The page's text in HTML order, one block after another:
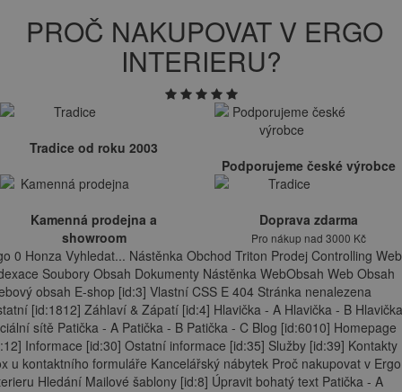
PROČ NAKUPOVAT V ERGO
INTERIERU?
Tradice od roku 2003
Podporujeme české výrobce
Kamenná prodejna a
showroom
Doprava zdarma
Pro nákup nad 3000 Kč
0 Honza Vyhledat... Nástěnka Obchod Triton Prodej Controlling Web
Soubory Obsah Dokumenty Nástěnka WebObsah Web Obsah
obsah E-shop [id:3] Vlastní CSS E 404 Stránka nenalezena
[id:1812] Záhlaví & Zápatí [id:4] Hlavička - A Hlavička - B
sítě Patička - A Patička - B Patička - C Blog [id:6010] Homepage
Informace [id:30] Ostatní informace [id:35] Služby [id:39] Kontakty
u kontaktního formuláře Kancelářský nábytek Proč nakupovat v Ergo
Hledání Mailové šablony [id:8] Úpravit bohatý text Patička - A